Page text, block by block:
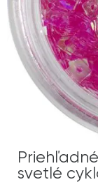
svetlé